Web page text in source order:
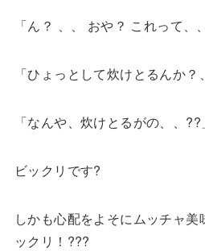
「ん？ 、、 おや？ これって、
「ひょっとして炊けとるんか？
「なんや、炊けとるがの、、 ??
ビックリです?
しかも心配をよそにムッチャ
ックリ！???